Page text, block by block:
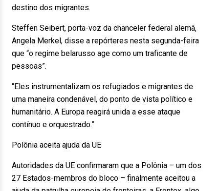
destino dos migrantes.
Steffen Seibert, porta-voz da chanceler federal alemã,
Angela Merkel, disse a repórteres nesta segunda-feira
que “o regime belarusso age como um traficante de
pessoas”.
“Eles instrumentalizam os refugiados e migrantes de
uma maneira condenável, do ponto de vista político e
humanitário. A Europa reagirá unida a esse ataque
contínuo e orquestrado.”
Polônia aceita ajuda da UE
Autoridades da UE confirmaram que a Polônia – um dos
27 Estados-membros do bloco – finalmente aceitou a